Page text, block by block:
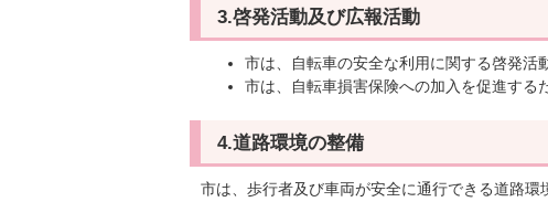
3.啓発活動及び広報活動
市は、自転車の安全な利用に関する啓発活
市は、自転車損害保険への加入を促進する
4.道路環境の整備
市は、歩行者及び車両が安全に通行できる道路環